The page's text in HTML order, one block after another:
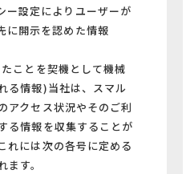
ー設定によりユーザーが
に開示を認めた情報
ことを契機として機械
る情報)当社は、スマル
アクセス状況やそのご利
る情報を収集することが
れには次の各号に定める
ます。